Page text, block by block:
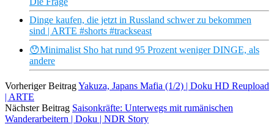
Dinge kaufen, die jetzt in Russland schwer zu bekommen
sind | ARTE #shorts #trackseast
😯Minimalist Sho hat rund 95 Prozent weniger DINGE, als
andere
Vorheriger BeitragYakuza, Japans Mafia (1/2) | Doku HD Reupload
| ARTE
Nächster Beitrag Saisonkräfte: Unterwegs mit rumänischen
Wanderarbeitern | Doku | NDR Story